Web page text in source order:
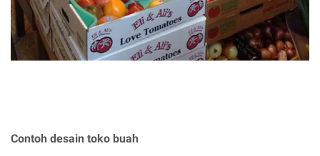
Contoh desain toko buah